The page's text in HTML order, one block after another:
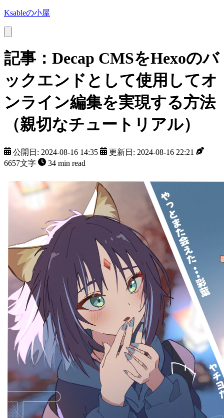
Ksableの小屋
記事：Decap CMSをHexoのバ
ックエンドとして使用してオ
ンライン編集を実現する方法
（親切なチュートリアル）
公開日: 2024-08-16 14:35
更新日: 2024-08-16 22:21
6657文字
34 min read